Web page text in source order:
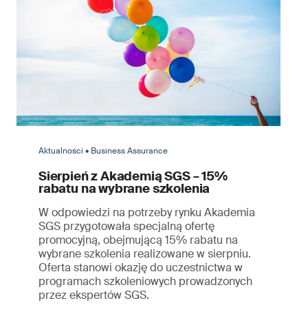
Aktualności • Business Assurance
Sierpień z Akademią SGS – 15%
rabatu na wybrane szkolenia
W odpowiedzi na potrzeby rynku Akademia
SGS przygotowała specjalną ofertę
promocyjną, obejmującą 15% rabatu na
wybrane szkolenia realizowane w sierpniu.
Oferta stanowi okazję do uczestnictwa w
programach szkoleniowych prowadzonych
przez ekspertów SGS.